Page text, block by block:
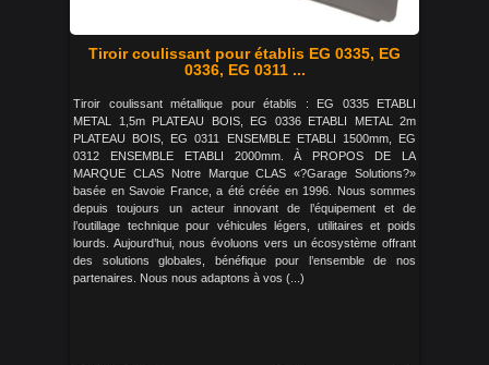
Tiroir coulissant pour établis EG 0335, EG
0336, EG 0311 ...
Tiroir coulissant métallique pour établis : EG 0335 ETABLI
METAL 1,5m PLATEAU BOIS, EG 0336 ETABLI METAL 2m
PLATEAU BOIS, EG 0311 ENSEMBLE ETABLI 1500mm, EG
0312 ENSEMBLE ETABLI 2000mm. À PROPOS DE LA
MARQUE CLAS Notre Marque CLAS «?Garage Solutions?»
basée en Savoie France, a été créée en 1996. Nous sommes
depuis toujours un acteur innovant de l’équipement et de
l’outillage technique pour véhicules légers, utilitaires et poids
lourds. Aujourd’hui, nous évoluons vers un écosystème offrant
des solutions globales, bénéfique pour l’ensemble de nos
partenaires. Nous nous adaptons à vos (...)